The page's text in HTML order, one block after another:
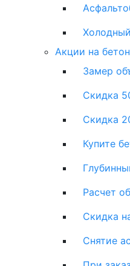
Акции на бетон
Замер
Скидка
Скидка
Купите
Расчет
Скидка
Снятие